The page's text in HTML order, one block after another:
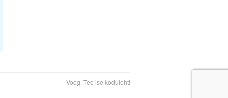
Voog. Tee ise koduleht!